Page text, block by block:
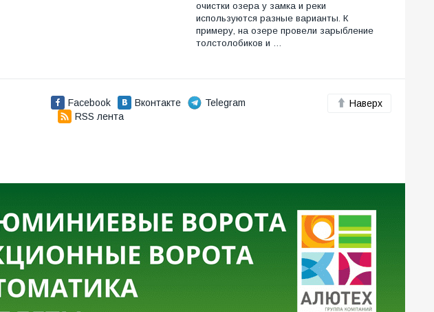
очистки озера у замка и реки
используются разные варианты. К
примеру, на озере провели зарыбление
толстолобиков и …
Facebook Вконтакте
Telegram
RSS лента
Наверх